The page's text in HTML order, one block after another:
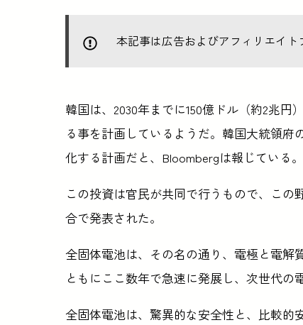
本記事は広告およびアフィリエイト
韓国は、2030年までに150億ドル（約2兆
る事を計画しているようだ。韓国大統領
化する計画だと、Bloombergは報じている。
この投資は官民が共同で行うもので、こ
合で発表された。
全固体電池は、その名の通り、電極と電解
ともにここ数年で急速に発展し、次世代の
全固体電池は、驚異的な安全性と、比較